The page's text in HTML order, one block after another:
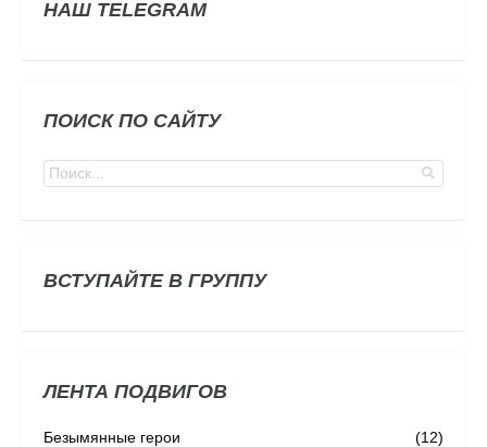
НАШ TELEGRAM
ПОИСК ПО САЙТУ
ВСТУПАЙТЕ В ГРУППУ
ЛЕНТА ПОДВИГОВ
(12)
Безымянные герои